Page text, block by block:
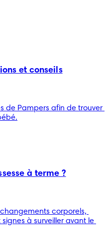
et conseils
de Pampers afin de trouver
à terme ?
corporels,
à surveiller avant le